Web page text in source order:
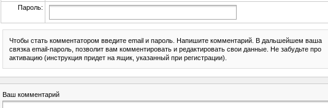
Пароль:
Чтобы стать комментатором введите email и пароль. Напишите комментарий. В дальшейшем ваша
связка email-пароль, позволит вам комментировать и редактировать свои данные. Не забудьте про
активацию (инструкция придет на ящик, указанный при регистрации).
Ваш комментарий